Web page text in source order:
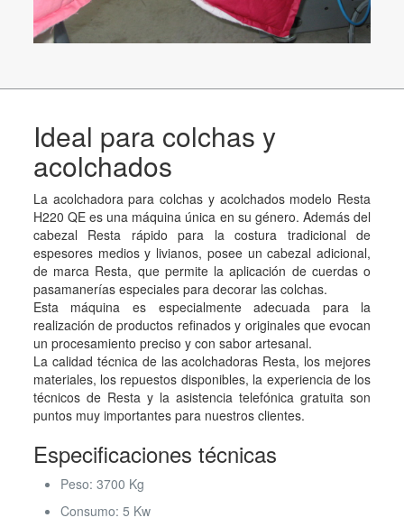
Ideal para colchas y
acolchados
La acolchadora para colchas y acolchados modelo Resta
H220 QE es una máquina única en su género. Además del
cabezal Resta rápido para la costura tradicional de
espesores medios y livianos, posee un cabezal adicional,
de marca Resta, que permite la aplicación de cuerdas o
pasamanerías especiales para decorar las colchas.
Esta máquina es especialmente adecuada para la
realización de productos refinados y originales que evocan
un procesamiento preciso y con sabor artesanal.
La calidad técnica de las acolchadoras Resta, los mejores
materiales, los repuestos disponibles, la experiencia de los
técnicos de Resta y la asistencia telefónica gratuita son
puntos muy importantes para nuestros clientes.
Especificaciones técnicas
Peso: 3700 Kg
Consumo: 5 Kw